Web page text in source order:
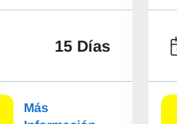
15 Días
Más